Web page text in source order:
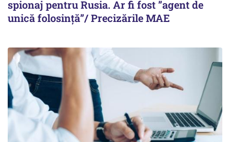
spionaj pentru Rusia. Ar fi fost ”agent de
unică folosință”/ Precizările MAE